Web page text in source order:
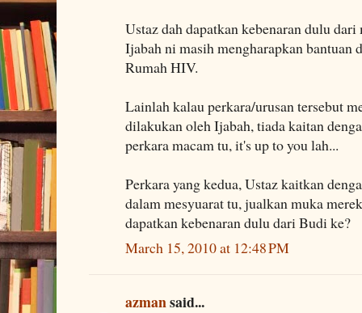
Ustaz dah dapatkan kebenaran dulu
Ijabah ni masih mengharapkan bantuan
Rumah HIV.
Lainlah kalau perkara/urusan tersebut
dilakukan oleh Ijabah, tiada kaitan
perkara macam tu, it's up to you lah...
Perkara yang kedua, Ustaz kaitkan
dalam mesyuarat tu, jualkan muka
dapatkan kebenaran dulu dari Budi ke?
March 15, 2010 at 12:48 PM
azmansaid...